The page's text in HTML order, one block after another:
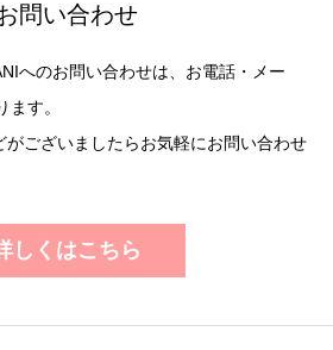
問い合わせ
へのお問い合わせは、お電話・メー
す。
がございましたらお気軽にお問い合わせ
しくはこちら